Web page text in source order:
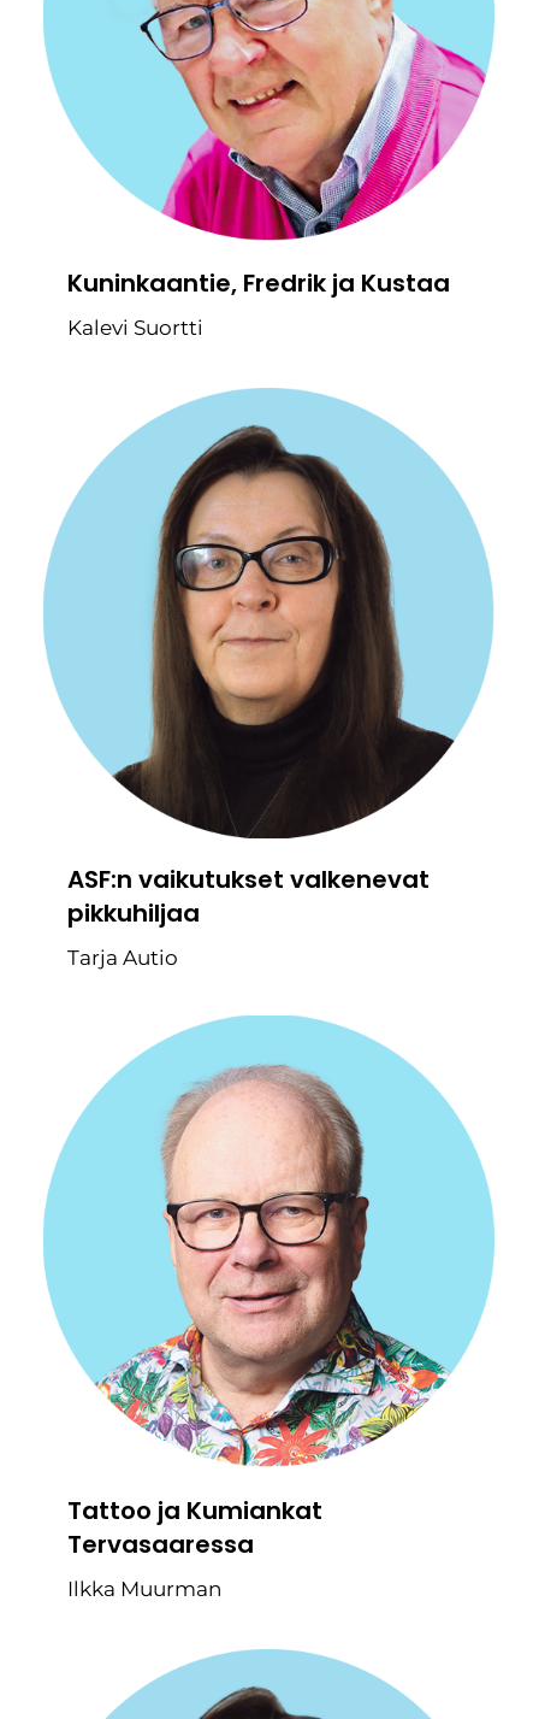
Kuninkaantie, Fredrik ja Kustaa
Kalevi Suortti
ASF:n vaikutukset valkenevat
pikkuhiljaa
Tarja Autio
Tattoo ja Kumiankat
Tervasaaressa
Ilkka Muurman